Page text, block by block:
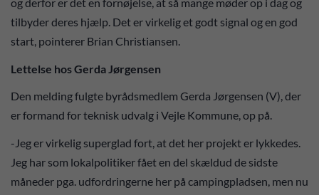
tilbyder deres hjælp. Det er virkelig et godt signal og en god
start, pointerer Brian Christiansen.
Lettelse hos Gerda Jørgensen
Den melding fulgte byrådsmedlem Gerda Jørgensen (V), der
er formand for teknisk udvalg i Vejle Kommune, op på.
-Jeg er virkelig superglad fort, at det her projekt er lykkedes.
Jeg har som lokalpolitiker fået en del skældud de sidste
måneder pga. udfordringerne her på campingpladsen, men nu